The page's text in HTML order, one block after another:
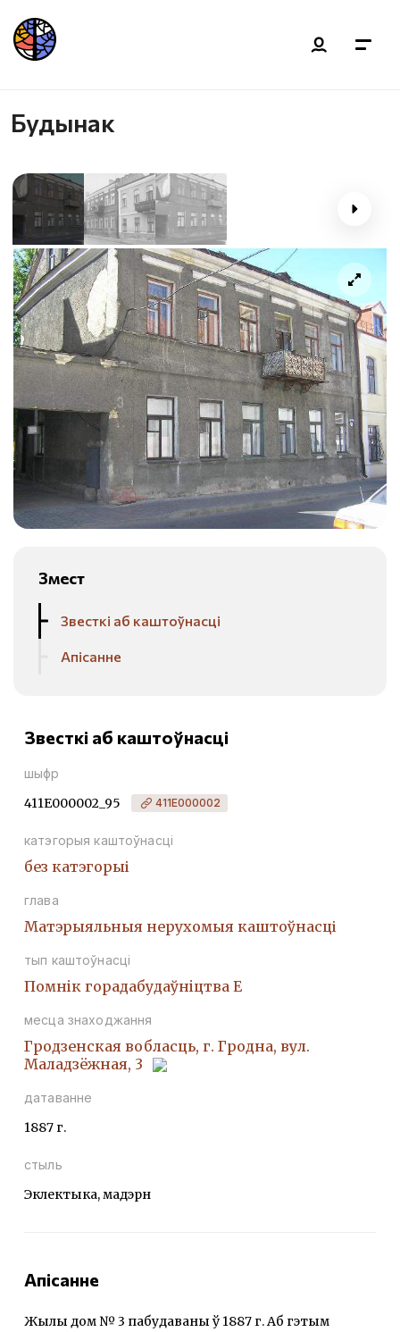
Будынак
Змест
Звесткі аб каштоўнасці
Апісанне
Звесткі аб каштоўнасці
шыфр
411Е000002_95 411Е000002
катэгорыя каштоўнасці
без катэгорыі
глава
Матэрыяльныя нерухомыя каштоўнасці
тып каштоўнасці
Помнiк горадабудаўнiцтва Е
месца знаходжання
Гродзенская вобласць, г. Гродна, вул.
Маладзёжная, 3
датаванне
1887 г.
стыль
Эклектыка, мадэрн
Апісанне
Жылы дом № 3 пабудаваны ў 1887 г. Аб гэтым